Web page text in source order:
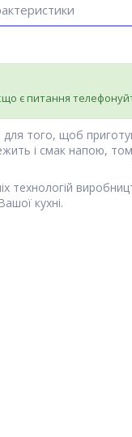
є питання
того, щоб
і смак напою,
технологій
кухні.